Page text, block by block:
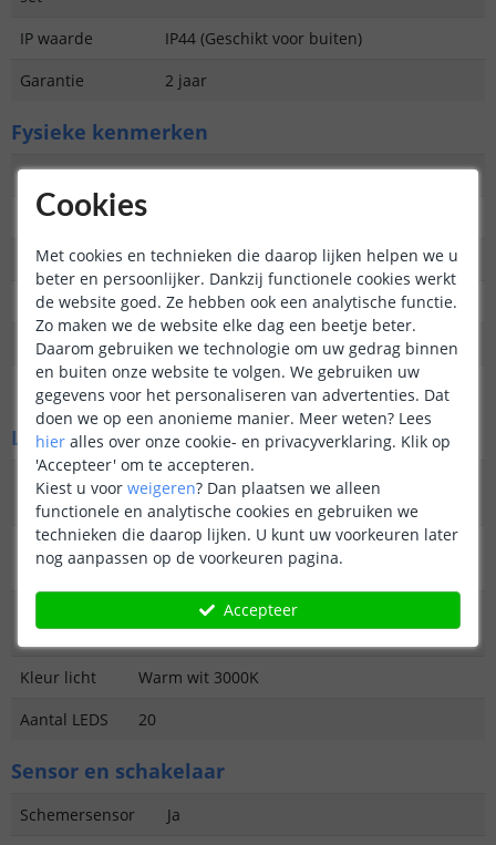
IP waarde
IP44 (Geschikt voor buiten)
Garantie
2 jaar
Fysieke kenmerken
Vormgeving/stijl
Tijdloos
Materiaal
Kleur
Transparant
Hoogte
8,5 cm
Breedte
10 cm
10 cm
Lichtbron
Inclusief
lichtbron
Ja
Hoeveelheid
licht
12 Lumen
met
Sfeerlicht
Kleur licht
Warm wit 3000K
Aantal LEDS
20
Sensor en schakelaar
Schemersensor
Ja
Cookies
Met cookies en technieken die daarop lijken helpen we u
beter en persoonlijker. Dankzij functionele cookies werkt
de website goed. Ze hebben ook een analytische functie.
Zo maken we de website elke dag een beetje beter.
Daarom gebruiken we technologie om uw gedrag binnen
en buiten onze website te volgen. We gebruiken uw
gegevens voor het personaliseren van advertenties. Dat
doen we op een anonieme manier. Meer weten? Lees
hier alles over onze cookie- en privacyverklaring. Klik op
'Accepteer' om te accepteren.
Kiest u voor weigeren? Dan plaatsen we alleen
functionele en analytische cookies en gebruiken we
technieken die daarop lijken. U kunt uw voorkeuren later
nog aanpassen op de voorkeuren pagina.
Accepteer